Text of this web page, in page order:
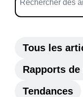
Tous les
Rapports de
Tendances